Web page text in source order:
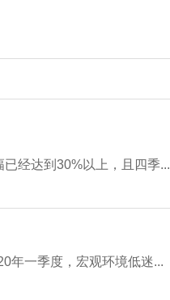
经达到30%以上，且四季...
年一季度，宏观环境低迷...